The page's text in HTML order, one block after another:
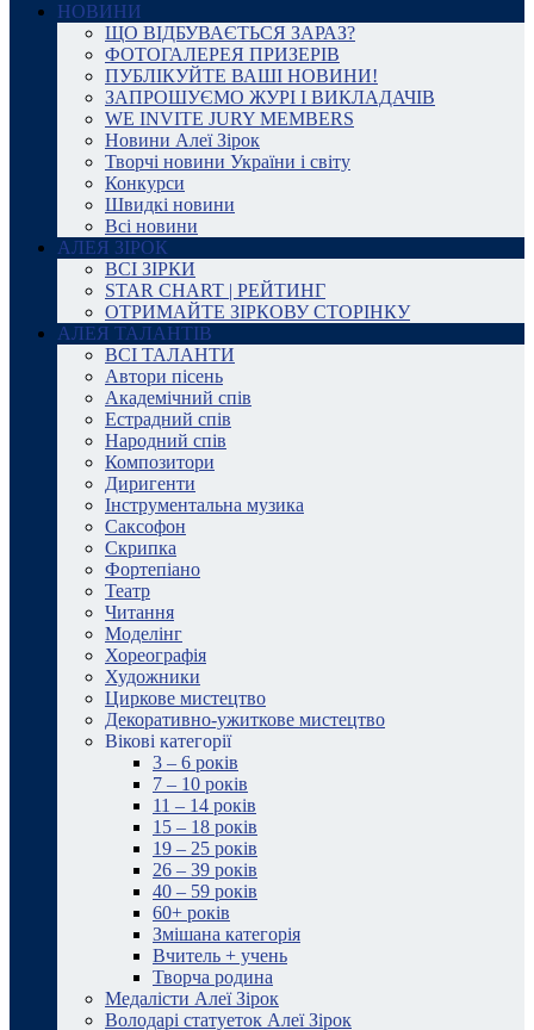
НОВИНИ
ЩО ВІДБУВАЄТЬСЯ ЗАРАЗ?
ФОТОГАЛЕРЕЯ ПРИЗЕРІВ
ПУБЛІКУЙТЕ ВАШІ НОВИНИ!
ЗАПРОШУЄМО ЖУРІ І ВИКЛАДАЧІВ
WE INVITE JURY MEMBERS
Новини Алеї Зірок
Творчі новини України і світу
Конкурси
Швидкі новини
Всі новини
АЛЕЯ ЗІРОК
ВСІ ЗІРКИ
STAR CHART | РЕЙТИНГ
ОТРИМАЙТЕ ЗІРКОВУ СТОРІНКУ
АЛЕЯ ТАЛАНТІВ
ВСІ ТАЛАНТИ
Автори пісень
Академічний спів
Естрадний спів
Народний спів
Композитори
Диригенти
Інструментальна музика
Саксофон
Скрипка
Фортепіано
Театр
Читання
Моделінг
Хореографія
Художники
Циркове мистецтво
Декоративно-ужиткове мистецтво
Вікові категорії
3 – 6 років
7 – 10 років
11 – 14 років
15 – 18 років
19 – 25 років
26 – 39 років
40 – 59 років
60+ років
Змішана категорія
Вчитель + учень
Творча родина
Медалісти Алеї Зірок
Володарі статуеток Алеї Зірок